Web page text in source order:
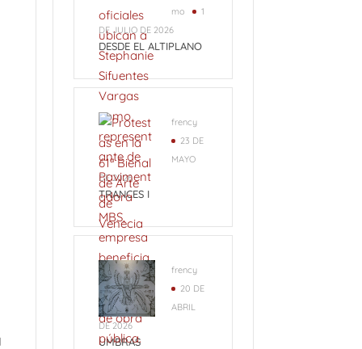
mo
1
DE JULIO DE 2026
DESDE EL ALTIPLANO
frency
23 DE
MAYO
DE 2026
TRANCES I
frency
20 DE
ABRIL
DE 2026
UMBRAS